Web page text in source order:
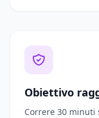
Obiettivo
Correre 30